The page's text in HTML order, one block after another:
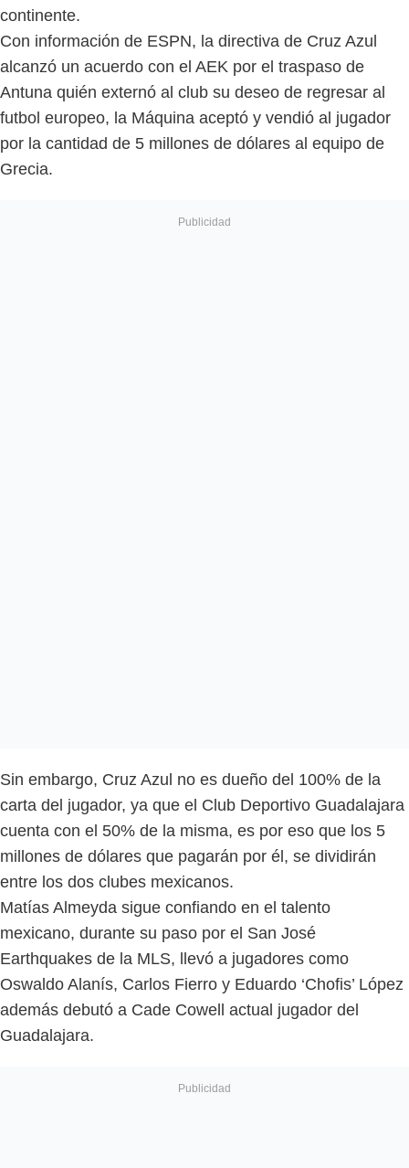
continente.
Con información de ESPN, la directiva de Cruz Azul
alcanzó un acuerdo con el AEK por el traspaso de
Antuna quién externó al club su deseo de regresar al
futbol europeo, la Máquina aceptó y vendió al jugador
por la cantidad de 5 millones de dólares al equipo de
Grecia.
Sin embargo, Cruz Azul no es dueño del 100% de la
carta del jugador, ya que el Club Deportivo Guadalajara
cuenta con el 50% de la misma, es por eso que los 5
millones de dólares que pagarán por él, se dividirán
entre los dos clubes mexicanos.
Matías Almeyda sigue confiando en el talento
mexicano, durante su paso por el San José
Earthquakes de la MLS, llevó a jugadores como
Oswaldo Alanís, Carlos Fierro y Eduardo ‘Chofis’ López
además debutó a Cade Cowell actual jugador del
Guadalajara.